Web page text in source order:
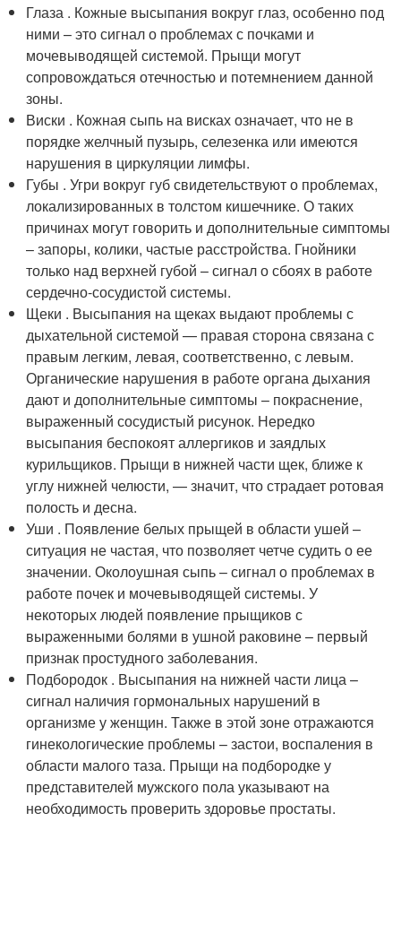
Глаза . Кожные высыпания вокруг глаз, особенно под
ними – это сигнал о проблемах с почками и
мочевыводящей системой. Прыщи могут
сопровождаться отечностью и потемнением данной
зоны.
Виски . Кожная сыпь на висках означает, что не в
порядке желчный пузырь, селезенка или имеются
нарушения в циркуляции лимфы.
Губы . Угри вокруг губ свидетельствуют о проблемах,
локализированных в толстом кишечнике. О таких
причинах могут говорить и дополнительные симптомы
– запоры, колики, частые расстройства. Гнойники
только над верхней губой – сигнал о сбоях в работе
сердечно-сосудистой системы.
Щеки . Высыпания на щеках выдают проблемы с
дыхательной системой — правая сторона связана с
правым легким, левая, соответственно, с левым.
Органические нарушения в работе органа дыхания
дают и дополнительные симптомы – покраснение,
выраженный сосудистый рисунок. Нередко
высыпания беспокоят аллергиков и заядлых
курильщиков. Прыщи в нижней части щек, ближе к
углу нижней челюсти, — значит, что страдает ротовая
полость и десна.
Уши . Появление белых прыщей в области ушей –
ситуация не частая, что позволяет четче судить о ее
значении. Околоушная сыпь – сигнал о проблемах в
работе почек и мочевыводящей системы. У
некоторых людей появление прыщиков с
выраженными болями в ушной раковине – первый
признак простудного заболевания.
Подбородок . Высыпания на нижней части лица –
сигнал наличия гормональных нарушений в
организме у женщин. Также в этой зоне отражаются
гинекологические проблемы – застои, воспаления в
области малого таза. Прыщи на подбородке у
представителей мужского пола указывают на
необходимость проверить здоровье простаты.